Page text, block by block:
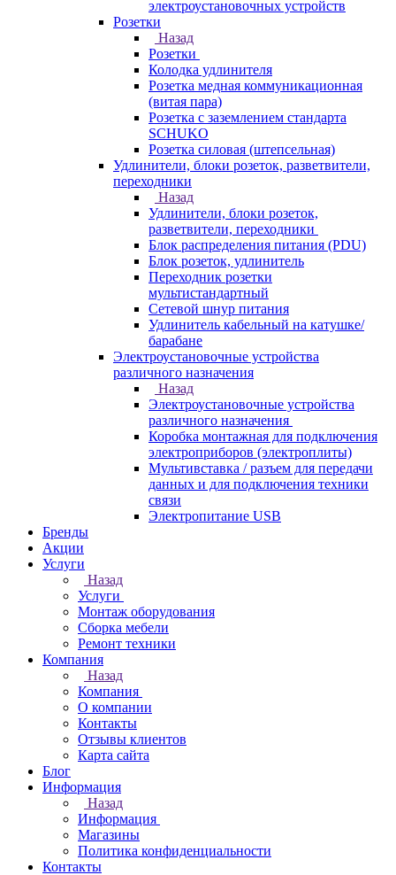
электроустановочных устройств
Розетки
Назад
Розетки
Колодка удлинителя
Розетка медная коммуникационная
(витая пара)
Розетка с заземлением стандарта
SCHUKO
Розетка силовая (штепсельная)
Удлинители, блоки розеток, разветвители,
переходники
Назад
Удлинители, блоки розеток,
разветвители, переходники
Блок распределения питания (PDU)
Блок розеток, удлинитель
Переходник розетки
мультистандартный
Сетевой шнур питания
Удлинитель кабельный на катушке/
барабане
Электроустановочные устройства
различного назначения
Назад
Электроустановочные устройства
различного назначения
Коробка монтажная для подключения
электроприборов (электроплиты)
Мультивставка / разъем для передачи
данных и для подключения техники
связи
Электропитание USB
Бренды
Акции
Услуги
Назад
Услуги
Монтаж оборудования
Сборка мебели
Ремонт техники
Компания
Назад
Компания
О компании
Контакты
Отзывы клиентов
Карта сайта
Блог
Информация
Назад
Информация
Магазины
Политика конфиденциальности
Контакты